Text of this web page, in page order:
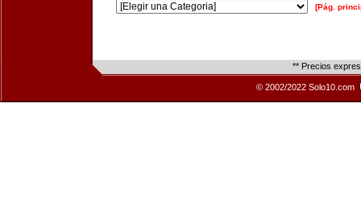
[Pág.
** Precios
© 2002/2022 Solo10.com